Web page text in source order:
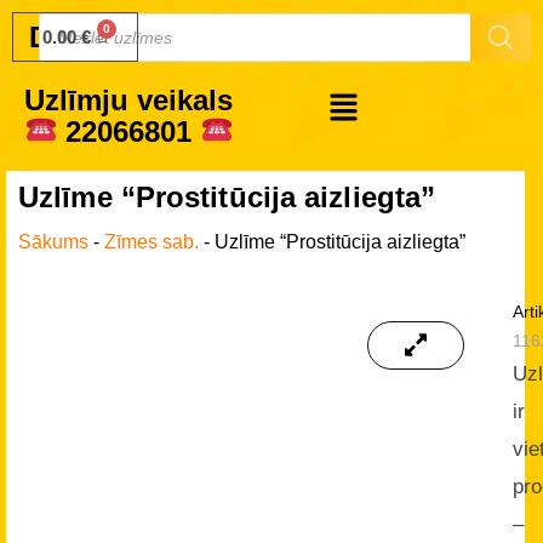
Druku.lv
0.00€
Uzlīmju veikals
22066801
Uzlīme “Prostitūcija aizliegta”
Sākums - Zīmes sab. - Uzlīme “Prostitūcija aizliegta”
ir
–